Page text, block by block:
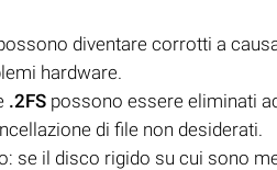
diventare corrotti a
hardware.
.2FS possono essere eliminati
di file non desiderati.
se il disco rigido su cui sono